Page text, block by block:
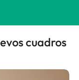
cuadros